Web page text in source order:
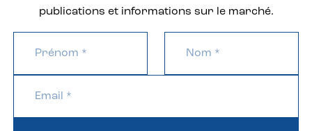
publications et informations sur le marché.